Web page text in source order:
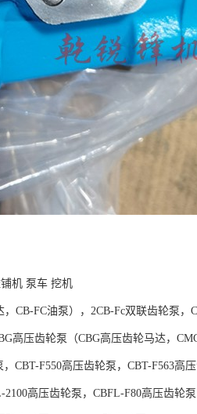
机 泵车 挖机
CB-FC油泵），2CB-Fc双联齿轮泵，
高压齿轮泵（CBG高压齿轮马达，
CBT-F550高压齿轮泵，CBT-F563高
高压齿轮泵，CBFL-F80高压齿轮泵